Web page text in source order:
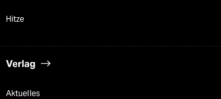
Hitze
Verlag
Aktuelles